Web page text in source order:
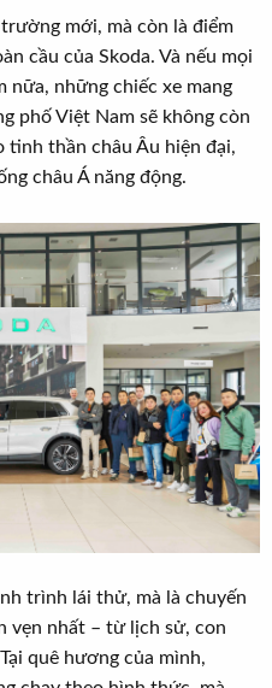
mới, mà còn là điểm
cầu của Skoda. Và nếu mọi
nữa, những chiếc xe mang
phố Việt Nam sẽ không còn
tinh thần châu Âu hiện đại,
châu Á năng động.
trình lái thử, mà là chuyến
vẹn nhất – từ lịch sử, con
quê hương của mình,